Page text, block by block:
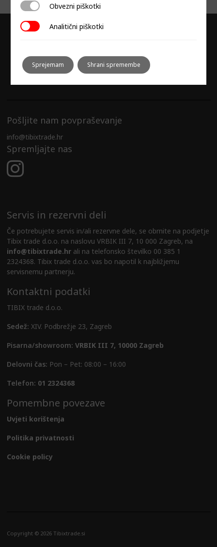
Pošljite nam povpraševanje
info@tibixtrade.hr
Spremljajte nas
Servis in rezervni deli
Če potrebujete servis in/ali rezervne dele, se obrnite na podjetje
Tibix trade d.o.o. na naslovu VRBIK III 7, 10 000 Zagreb, na
info@tibixtrade.hrali na telefonsko številko 00 385 1
2324368. Tibix trade d.o.o. vas bo napotil k najbližjemu
servisnemu partnerju.
Kontaktni podatki
TIBIX trade d.o.o.
Sedež: XIV. Podbrežje 23, Zagreb
Pisarna/showroom: VRBIK III 7, 10000 Zagreb
Delovni čas: Pon – Pet: 08:00 – 16:00
Telefon: 01 2324368
Pomembne povezave
Uvjeti korištenja
Politika privatnosti
Cookie policy
Copyright © 2026 Tibixtrade.si
Obvezni piškotki
Obvezni piškotki
Analitični piškotki
Analitični piškotki
Sprejemam Shrani spremembe